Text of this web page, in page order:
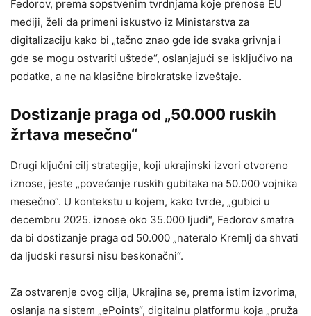
Fedorov, prema sopstvenim tvrdnjama koje prenose EU
mediji, želi da primeni iskustvo iz Ministarstva za
digitalizaciju kako bi „tačno znao gde ide svaka grivnja i
gde se mogu ostvariti uštede“, oslanjajući se isključivo na
podatke, a ne na klasične birokratske izveštaje.
Dostizanje praga od „50.000 ruskih
žrtava mesečno“
Drugi ključni cilj strategije, koji ukrajinski izvori otvoreno
iznose, jeste „povećanje ruskih gubitaka na 50.000 vojnika
mesečno“. U kontekstu u kojem, kako tvrde, „gubici u
decembru 2025. iznose oko 35.000 ljudi“, Fedorov smatra
da bi dostizanje praga od 50.000 „nateralo Kremlj da shvati
da ljudski resursi nisu beskonačni“.
Za ostvarenje ovog cilja, Ukrajina se, prema istim izvorima,
oslanja na sistem „ePoints“, digitalnu platformu koja „pruža